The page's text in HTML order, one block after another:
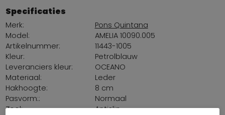
Specificaties
Merk:
Pons Quintana
Model:
AMELIA 10090.005
Artikelnummer:
11443-1005
Kleur:
Petrolblauw
Leveranciers kleur:
OCEANO
Materiaal:
Leder
Hakhoogte:
8 cm
Pasvorm::
Normaal
Zool:
Antislip